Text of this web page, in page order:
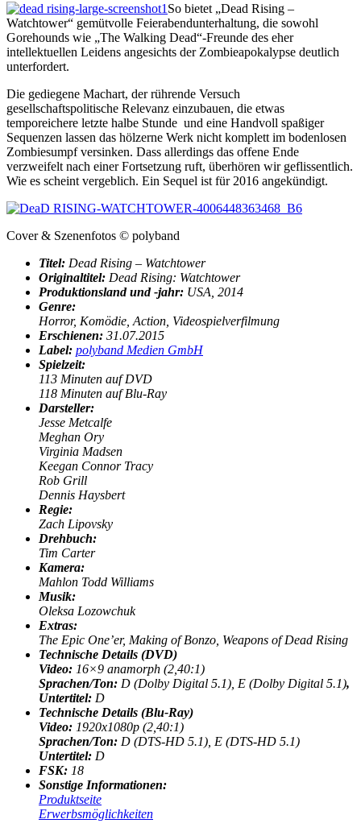
So bietet „Dead Rising –
Watchtower“ gemütvolle Feierabendunterhaltung, die sowohl
Gorehounds wie „The Walking Dead“-Freunde des eher
intellektuellen Leidens angesichts der Zombieapokalypse deutlich
unterfordert.
Die gediegene Machart, der rührende Versuch
gesellschaftspolitische Relevanz einzubauen, die etwas
temporeichere letzte halbe Stunde und eine Handvoll spaßiger
Sequenzen lassen das hölzerne Werk nicht komplett im bodenlosen
Zombiesumpf versinken. Dass allerdings das offene Ende
verzweifelt nach einer Fortsetzung ruft, überhören wir geflissentlich.
Wie es scheint vergeblich. Ein Sequel ist für 2016 angekündigt.
Cover & Szenenfotos © polyband
Titel: Dead Rising – Watchtower
Originaltitel: Dead Rising: Watchtower
Produktionsland und -jahr: USA, 2014
Genre:
Horror, Komödie, Action, Videospielverfilmung
Erschienen: 31.07.2015
Label: polyband Medien GmbH
Spielzeit:
113 Minuten auf DVD
118 Minuten auf Blu-Ray
Darsteller:
Jesse Metcalfe
Meghan Ory
Virginia Madsen
Keegan Connor Tracy
Rob Grill
Dennis Haysbert
Regie:
Zach Lipovsky
Drehbuch:
Tim Carter
Kamera:
Mahlon Todd Williams
Musik:
Oleksa Lozowchuk
Extras:
The Epic One’er, Making of Bonzo, Weapons of Dead Rising
Technische Details (DVD)
Video: 16×9 anamorph (2,40:1)
Sprachen/Ton: D (Dolby Digital 5.1), E (Dolby Digital 5.1),
Untertitel: D
Technische Details (Blu-Ray)
Video: 1920x1080p (2,40:1)
Sprachen/Ton: D (DTS-HD 5.1), E (DTS-HD 5.1)
Untertitel: D
FSK: 18
Sonstige Informationen:
Produktseite
Erwerbsmöglichkeiten